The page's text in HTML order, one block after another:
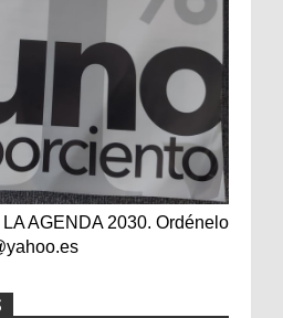
AGENDA 2030. Ordénelo